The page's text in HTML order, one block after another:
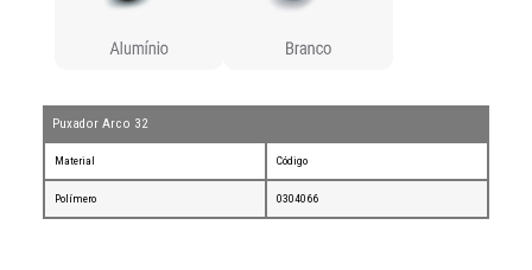
Puxador Arco 32
Material Código
Polímero 0304066